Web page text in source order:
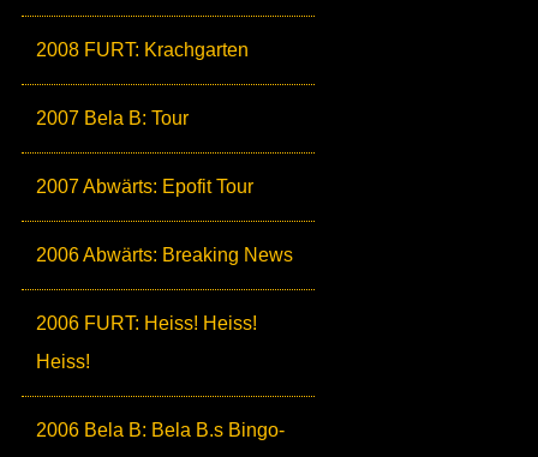
2008 FURT: Krachgarten
2007 Bela B: Tour
2007 Abwärts: Epofit Tour
2006 Abwärts: Breaking News
2006 FURT: Heiss! Heiss!
Heiss!
2006 Bela B: Bela B.s Bingo-